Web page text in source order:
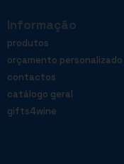
Informação
produtos
orçamento personalizado
contactos
catálogo geral
gifts4wine